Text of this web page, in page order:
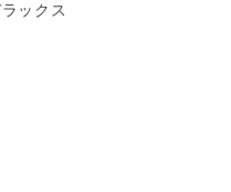
ックス